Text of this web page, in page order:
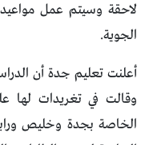
لاحقة وسيتم عمل مواعيد
الجوية.
أعلنت تعليم جدة أن
وقالت في تغريدات لها
الخاصة بجدة وخليص